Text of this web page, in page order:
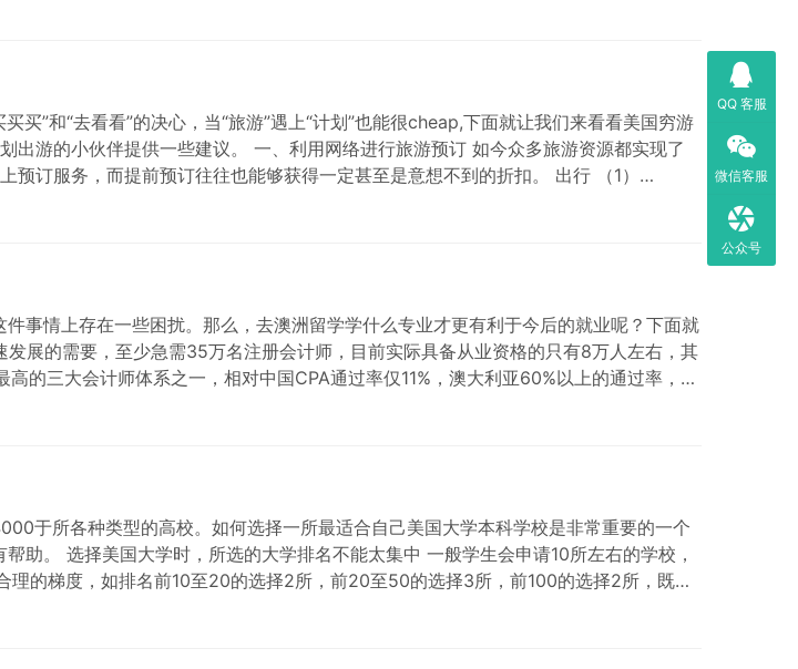
买”和“去看看”的决心，当“旅游”遇上“计划”也能很cheap,下面就让我们来看看美国穷游
出游的小伙伴提供一些建议。 一、利用网络进行旅游预订 如今众多旅游资源都实现了
预订服务，而提前预订往往也能够获得一定甚至是意想不到的折扣。 出行 （1）
美 国著名的快线巴士服务网站，费用可低至$ 1。在Megabus.com中…
事情上存在一些困扰。那么，去澳洲留学学什么专业才更有利于今后的就业呢？下面就
展的需要，至少急需35万名注册会计师，目前实际具备从业资格的只有8万人左右，其
的三大会计师体系之一，相对中国CPA通过率仅11%，澳大利亚60%以上的通过率，让
于所各种类型的高校。如何选择一所最适合自己美国大学本科学校是非常重要的一个
助。 选择美国大学时，所选的大学排名不能太集中 一般学生会申请10所左右的学校，
的梯度，如排名前10至20的选择2所，前20至50的选择3所，前100的选择2所，既有
QQ 客服
微信客服
公众号